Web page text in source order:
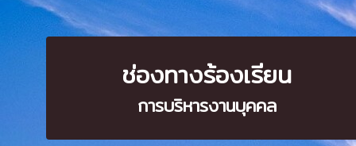
ช่องทางร้องเรียน
การบริหารงานบุคคล